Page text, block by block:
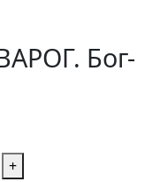
Бог-
+